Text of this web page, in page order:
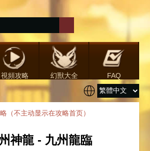
視頻攻略 幻獸大全 FAQ
（不主动显示在攻略首页）
神龍 - 九州龍臨